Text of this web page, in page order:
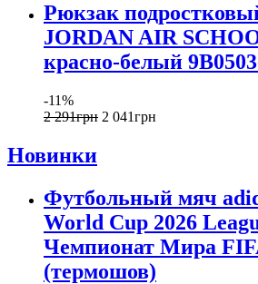
Рюкзак
JORDAN AIR
красно-белый
-11%
2 291грн 2 041грн
Новинки
Футбольный мяч
World Cup 2026
Чемпионат Мира
(термошов)